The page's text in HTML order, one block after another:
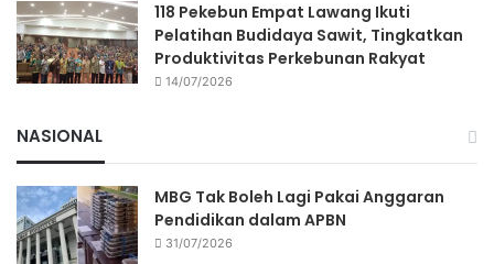
118 Pekebun Empat Lawang Ikuti
Pelatihan Budidaya Sawit, Tingkatkan
Produktivitas Perkebunan Rakyat
14/07/2026
NASIONAL
MBG Tak Boleh Lagi Pakai Anggaran
Pendidikan dalam APBN
31/07/2026